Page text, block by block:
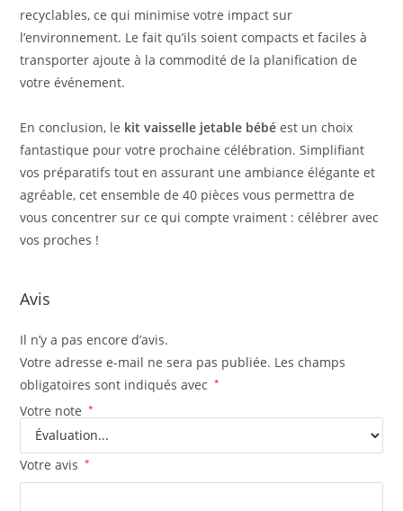
recyclables, ce qui minimise votre impact sur
l’environnement. Le fait qu’ils soient compacts et faciles à
transporter ajoute à la commodité de la planification de
votre événement.
En conclusion, le kit vaisselle jetable bébé est un choix
fantastique pour votre prochaine célébration. Simplifiant
vos préparatifs tout en assurant une ambiance élégante et
agréable, cet ensemble de 40 pièces vous permettra de
vous concentrer sur ce qui compte vraiment : célébrer avec
vos proches !
Avis
Il n’y a pas encore d’avis.
Votre adresse e-mail ne sera pas publiée. Les champs
obligatoires sont indiqués avec
*
Votre note *
Votre avis *